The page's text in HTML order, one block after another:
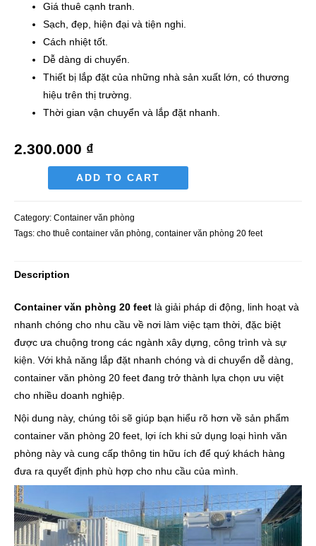
Giá thuê cạnh tranh.
Sạch, đẹp, hiện đại và tiện nghi.
Cách nhiệt tốt.
Dễ dàng di chuyển.
Thiết bị lắp đặt của những nhà sản xuất lớn, có thương
hiệu trên thị trường.
Thời gian vận chuyển và lắp đặt nhanh.
2.300.000 ₫
ADD TO CART
Category: Container văn phòng
Tags: cho thuê container văn phòng, container văn phòng 20 feet
Description
Container văn phòng 20 feet là giải pháp di động, linh hoạt và
nhanh chóng cho nhu cầu về nơi làm việc tạm thời, đặc biệt
được ưa chuộng trong các ngành xây dựng, công trình và sự
kiện. Với khả năng lắp đặt nhanh chóng và di chuyển dễ dàng,
container văn phòng 20 feet đang trở thành lựa chọn ưu việt
cho nhiều doanh nghiệp.
Nội dung này, chúng tôi sẽ giúp bạn hiểu rõ hơn về sản phẩm
container văn phòng 20 feet, lợi ích khi sử dụng loại hình văn
phòng này và cung cấp thông tin hữu ích để quý khách hàng
đưa ra quyết định phù hợp cho nhu cầu của mình.